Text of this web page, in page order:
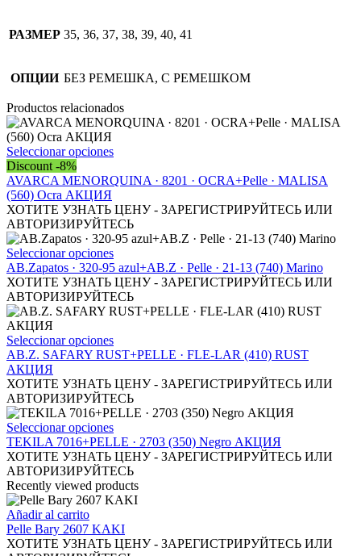
РАЗМЕР 35, 36, 37, 38, 39, 40, 41
ОПЦИИ БЕЗ РЕМЕШКА, С РЕМЕШКОМ
Productos relacionados
Seleccionar opcionesEste
tiene
variantes.
Las
opciones
se
pueden
elegir
en
la
de
producto
Discount -8%
AVARCA MENORQUINA · 8201 · OCRA+Pelle · MALISA
(560) Ocra АКЦИЯ
ХОТИТЕ УЗНАТЬ ЦЕНУ - ЗАРЕГИСТРИРУЙТЕСЬ ИЛИ
АВТОРИЗИРУЙТЕСЬ
Seleccionar opcionesEste
producto
tiene
múltiples
variantes.
opciones
se
elegir
en
la
página
de
producto
AB.Zapatos · 320-95 azul+AB.Z · Pelle · 21-13 (740) Marino
ХОТИТЕ УЗНАТЬ ЦЕНУ - ЗАРЕГИСТРИРУЙТЕСЬ ИЛИ
АВТОРИЗИРУЙТЕСЬ
Seleccionar opcionesEste
producto
múltiples
variantes.
Las
opciones
se
pueden
elegir
en
la
de
producto
AB.Z. SAFARY RUST+PELLE · FLE-LAR (410) RUST
АКЦИЯ
ХОТИТЕ УЗНАТЬ ЦЕНУ - ЗАРЕГИСТРИРУЙТЕСЬ ИЛИ
АВТОРИЗИРУЙТЕСЬ
Seleccionar opcionesEste
producto
tiene
múltiples
variantes.
Las
se
pueden
TEKILA 7016+PELLE · 2703 (350) Negro АКЦИЯ
ХОТИТЕ УЗНАТЬ ЦЕНУ - ЗАРЕГИСТРИРУЙТЕСЬ ИЛИ
АВТОРИЗИРУЙТЕСЬ
Recently viewed products
Añadir al carrito
Pelle Bary 2607 KAKI
ХОТИТЕ УЗНАТЬ ЦЕНУ - ЗАРЕГИСТРИРУЙТЕСЬ ИЛИ